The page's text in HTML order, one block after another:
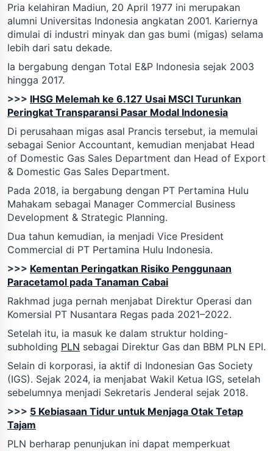
Pria kelahiran Madiun, 20 April 1977 ini merupakan
alumni Universitas Indonesia angkatan 2001. Kariernya
dimulai di industri minyak dan gas bumi (migas) selama
lebih dari satu dekade.
Ia bergabung dengan Total E&P Indonesia sejak 2003
hingga 2017.
>>> IHSG Melemah ke 6.127 Usai MSCI Turunkan
Peringkat Transparansi Pasar Modal Indonesia
Di perusahaan migas asal Prancis tersebut, ia memulai
sebagai Senior Accountant, kemudian menjabat Head
of Domestic Gas Sales Department dan Head of Export
& Domestic Gas Sales Department.
Pada 2018, ia bergabung dengan PT Pertamina Hulu
Mahakam sebagai Manager Commercial Business
Development & Strategic Planning.
Dua tahun kemudian, ia menjadi Vice President
Commercial di PT Pertamina Hulu Indonesia.
>>> Kementan Peringatkan Risiko Penggunaan
Paracetamol pada Tanaman Cabai
Rakhmad juga pernah menjabat Direktur Operasi dan
Komersial PT Nusantara Regas pada 2021–2022.
Setelah itu, ia masuk ke dalam struktur holding-
subholding PLN sebagai Direktur Gas dan BBM PLN EPI.
Selain di korporasi, ia aktif di Indonesian Gas Society
(IGS). Sejak 2024, ia menjabat Wakil Ketua IGS, setelah
sebelumnya menjadi Sekretaris Jenderal sejak 2018.
>>> 5 Kebiasaan Tidur untuk Menjaga Otak Tetap
Tajam
PLN berharap penunjukan ini dapat memperkuat